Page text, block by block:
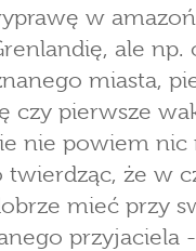
w
ale np.
miasta,
czy pierwsze
nie powiem nic
że w
mieć przy
przyjaciela -